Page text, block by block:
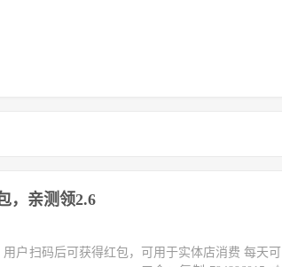
，亲测领2.6
户扫码后可获得红包，可用于实体店消费 每天可